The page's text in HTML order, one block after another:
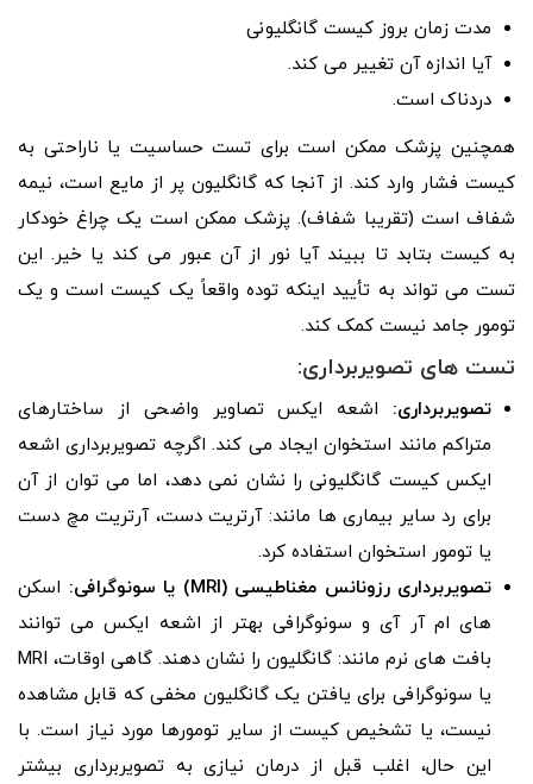
مدت زمان بروز کیست گانگلیونی
آیا اندازه آن تغییر می کند.
دردناک است.
همچنین پزشک ممکن است برای تست حساسیت یا ناراحتی به
کیست فشار وارد کند. از آنجا که گانگلیون پر از مایع است، نیمه
شفاف است (تقریبا شفاف). پزشک ممکن است یک چراغ خودکار
به کیست بتابد تا ببیند آیا نور از آن عبور می کند یا خیر. این
تست می تواند به تأیید اینکه توده واقعاً یک کیست است و یک
تومور جامد نیست کمک کند.
تست های تصویربرداری:
تصویربرداری: اشعه ایکس تصاویر واضحی از ساختارهای
متراکم مانند استخوان ایجاد می کند. اگرچه تصویربرداری اشعه
ایکس کیست گانگلیونی را نشان نمی دهد، اما می توان از آن
برای رد سایر بیماری ها مانند: آرتریت دست، آرتریت مچ دست
یا تومور استخوان استفاده کرد.
تصویربرداری رزونانس مغناطیسی (MRI) یا سونوگرافی:
اسکن
های ام آر آی و سونوگرافی بهتر از اشعه ایکس می توانند
بافت های نرم مانند: گانگلیون را نشان دهند. گاهی اوقات، MRI
یا سونوگرافی برای یافتن یک گانگلیون مخفی که قابل مشاهده
نیست، یا تشخیص کیست از سایر تومورها مورد نیاز است. با
این حال، اغلب قبل از درمان نیازی به تصویربرداری بیشتر